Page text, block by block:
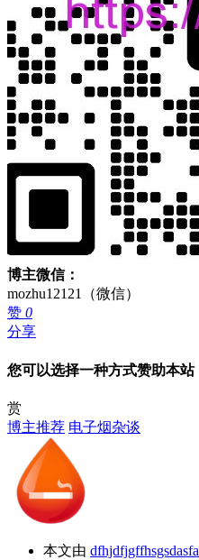
博主微信：
mozhu12121（微信）
赞 0
分享
您可以选择一种方式赞助本站
赏
博主推荐 电子烟杂谈
本文由 dfhjdfjgffhsgsdasfa